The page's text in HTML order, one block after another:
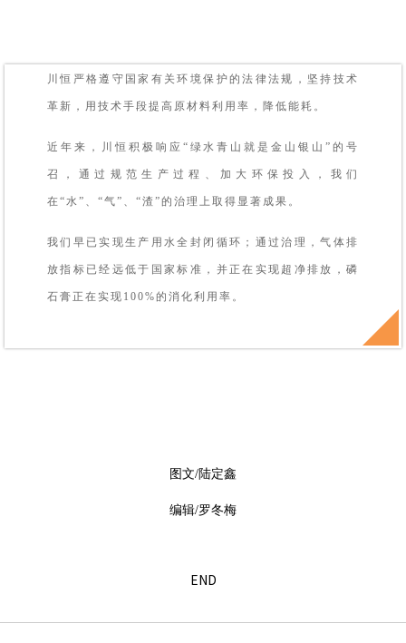
川恒严格遵守国家有关环境保护的法律法规，坚持技术
革新，用技术手段提高原材料利用率，降低能耗。
近年来，川恒积极响应“绿水青山就是金山银山”的号
召，通过规范生产过程、加大环保投入，我们
在“水”、“气”、“渣”的治理上取得显著成果。
我们早已实现生产用水全封闭循环；通过治理，气体排
放指标已经远低于国家标准，并正在实现超净排放，磷
石膏正在实现100%的消化利用率。
图文/陆定鑫
编辑/罗冬梅
END